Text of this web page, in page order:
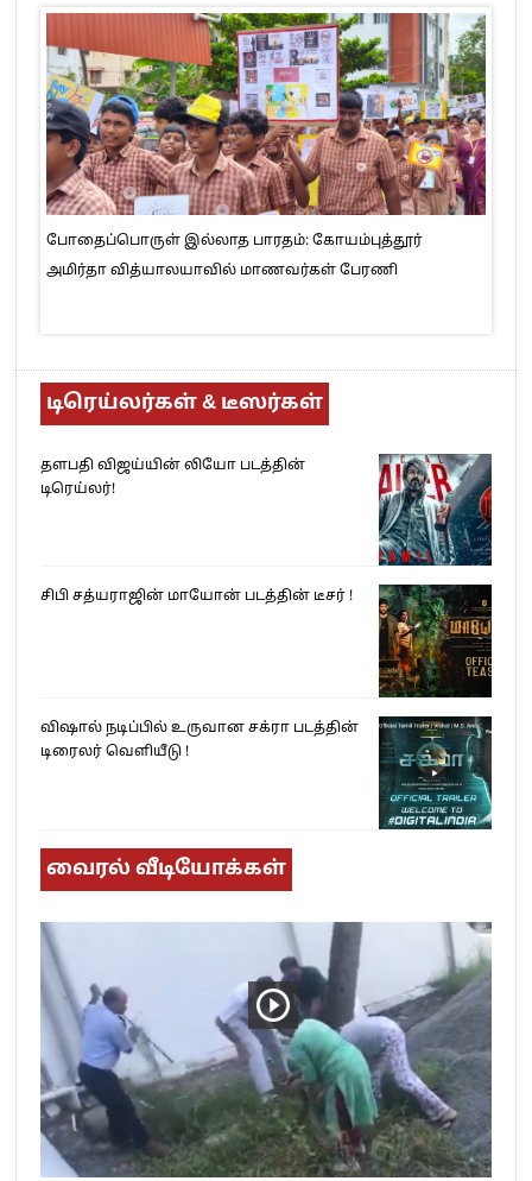
போதைப்பொருள் இல்லாத பாரதம்: கோயம்புத்தூர்
அமிர்தா வித்யாலயாவில் மாணவர்கள் பேரணி
டிரெய்லர்கள் & டீஸர்கள்
தளபதி விஜய்யின் லியோ படத்தின்
டிரெய்லர்!
சிபி சத்யராஜின் மாயோன் படத்தின் டீசர் !
விஷால் நடிப்பில் உருவான சக்ரா படத்தின்
டிரைலர் வெளியீடு !
வைரல் வீடியோக்கள்